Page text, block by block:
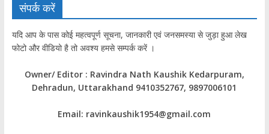
संपर्क करें
यदि आप के पास कोई महत्वपूर्ण सूचना, जानकारी एवं जनसमस्या से जुड़ा हुआ लेख
फोटो और वीडियो है तो अवश्य हमसे सम्पर्क करें ।
Owner/ Editor : Ravindra Nath Kaushik Kedarpuram,
Dehradun, Uttarakhand 9410352767, 9897006101
Email: ravinkaushik1954@gmail.com